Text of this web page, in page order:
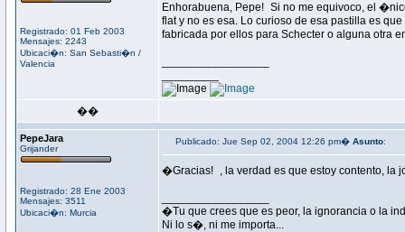
Registrado: 01 Feb 2003
Mensajes: 2243
Ubicaci�n: San Sebasti�n /
Valencia
Enhorabuena, Pepe! Si no me equivoco, el
flat y no es esa. Lo curioso de esa pastilla es
fabricada por ellos para Schecter o alguna otra
��
PepeJara
Grijander
Registrado: 28 Ene 2003
Mensajes: 3511
Ubicaci�n: Murcia
Publicado: Jue Sep 02, 2004 12:26 pm� Asunto:
�Gracias! , la verdad es que estoy contento,
�Tu que crees que es peor, la ignorancia o la
Ni lo s�, ni me importa...